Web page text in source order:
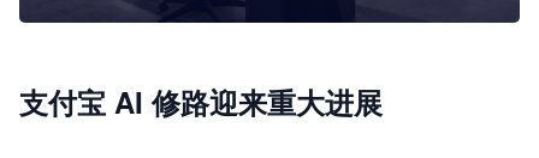
支付宝 AI 修路迎来重大进展